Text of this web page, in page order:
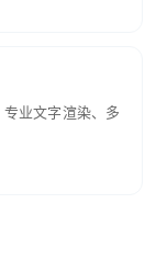
业文字渲染、多